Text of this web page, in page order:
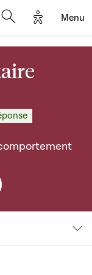
Options
Menu